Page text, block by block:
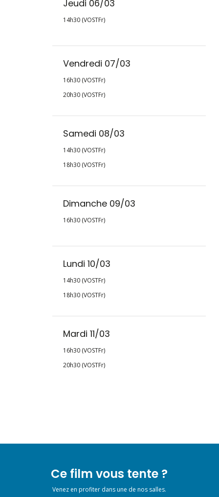
Jeudi 06/03
14h30 (VOSTFr)
Vendredi 07/03
16h30 (VOSTFr)
20h30 (VOSTFr)
Samedi 08/03
14h30 (VOSTFr)
18h30 (VOSTFr)
Dimanche 09/03
16h30 (VOSTFr)
Lundi 10/03
14h30 (VOSTFr)
18h30 (VOSTFr)
Mardi 11/03
16h30 (VOSTFr)
20h30 (VOSTFr)
Ce film vous tente ?
Venez en profiter dans une de nos salles.